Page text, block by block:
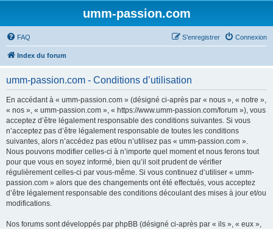
umm-passion.com
FAQ Connexion
S’enregistrer
Index du forum
umm-passion.com - Conditions d’utilisation
En accédant à « umm-passion.com » (désigné ci-après par « nous », « notre »,
« nos », « umm-passion.com », « https://www.umm-passion.com/forum »), vous
acceptez d’être légalement responsable des conditions suivantes. Si vous
n’acceptez pas d’être légalement responsable de toutes les conditions
suivantes, alors n’accédez pas et/ou n’utilisez pas « umm-passion.com ».
Nous pouvons modifier celles-ci à n’importe quel moment et nous ferons tout
pour que vous en soyez informé, bien qu’il soit prudent de vérifier
régulièrement celles-ci par vous-même. Si vous continuez d’utiliser « umm-
passion.com » alors que des changements ont été effectués, vous acceptez
d’être légalement responsable des conditions découlant des mises à jour et/ou
modifications.
Nos forums sont développés par phpBB (désigné ci-après par « ils », « eux »,